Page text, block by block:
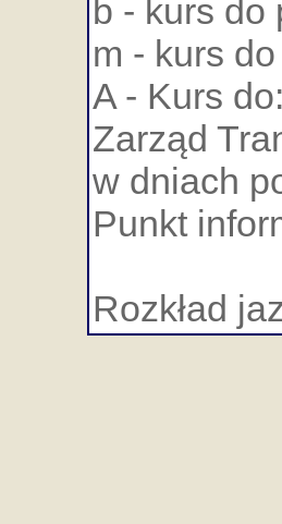
b - kurs do
m - kurs
A - Kurs
Zarząd
w dniach
Punkt
Rozkład